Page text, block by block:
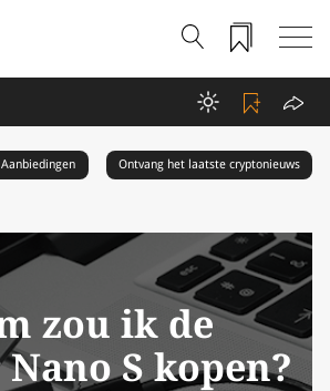
Aanbiedingen Ontvang het laatste cryptonieuws
zou ik de
S kopen?